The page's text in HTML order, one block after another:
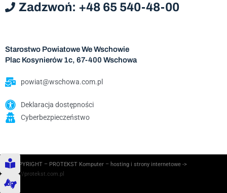
Zadzwoń: +48 65 540-48-00
Starostwo Powiatowe We Wschowie
Plac Kosynierów 1c, 67-400 Wschowa
powiat@wschowa.com.pl
Deklaracja dostępności
Cyberbezpieczeństwo
© COPYRIGHT – PROTEKST Komputer – hosting i strony internetowe ->
https://protekst.com.pl